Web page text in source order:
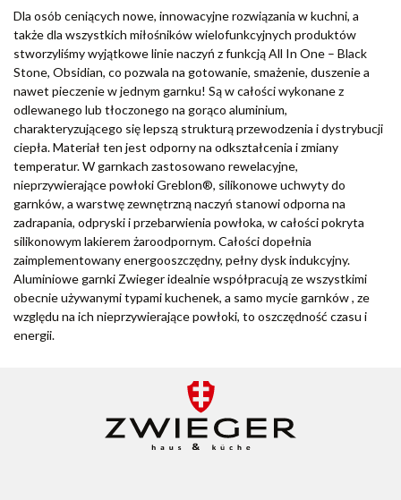
Dla osób ceniących nowe, innowacyjne rozwiązania w kuchni, a
także dla wszystkich miłośników wielofunkcyjnych produktów
stworzyliśmy wyjątkowe linie naczyń z funkcją All In One – Black
Stone, Obsidian, co pozwala na gotowanie, smażenie, duszenie a
nawet pieczenie w jednym garnku! Są w całości wykonane z
odlewanego lub tłoczonego na gorąco aluminium,
charakteryzującego się lepszą strukturą przewodzenia i dystrybucji
ciepła. Materiał ten jest odporny na odkształcenia i zmiany
temperatur. W garnkach zastosowano rewelacyjne,
nieprzywierające powłoki Greblon®, silikonowe uchwyty do
garnków, a warstwę zewnętrzną naczyń stanowi odporna na
zadrapania, odpryski i przebarwienia powłoka, w całości pokryta
silikonowym lakierem żaroodpornym. Całości dopełnia
zaimplementowany energooszczędny, pełny dysk indukcyjny.
Aluminiowe garnki Zwieger idealnie współpracują ze wszystkimi
obecnie używanymi typami kuchenek, a samo mycie garnków , ze
względu na ich nieprzywierające powłoki, to oszczędność czasu i
energii.